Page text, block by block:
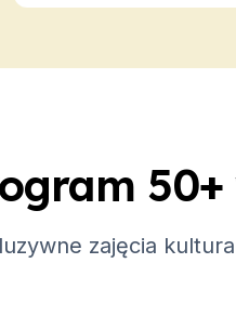
SIELE
zajęcia